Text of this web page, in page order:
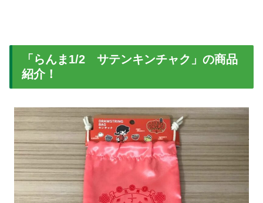
「らんま1/2 サテンキンチャク」の商品
紹介！